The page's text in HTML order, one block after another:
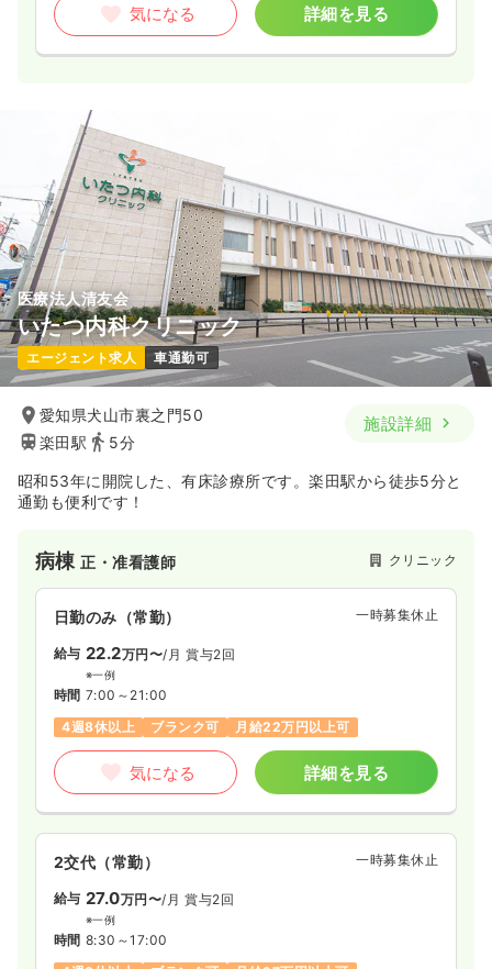
気になる 詳細を見る
医療法人清友会
いたつ内科クリニック
エージェント求人 車通勤可
愛知県犬山市裏之門50
楽田駅
5分
施設詳細
昭和53年に開院した、有床診療所です。楽田駅から徒歩5分と
通勤も便利です！
病棟正・准看護師 クリニック
日勤のみ（常勤） 一時募集休止
給与 22.2万円〜/月 賞与2回
※一例
時間 7:00～21:00
4週8休以上
ブランク可 月給22万円以上可
気になる 詳細を見る
2交代（常勤） 一時募集休止
給与 27.0万円〜/月 賞与2回
※一例
時間 8:30～17:00